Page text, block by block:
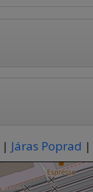
| Járas Poprad |